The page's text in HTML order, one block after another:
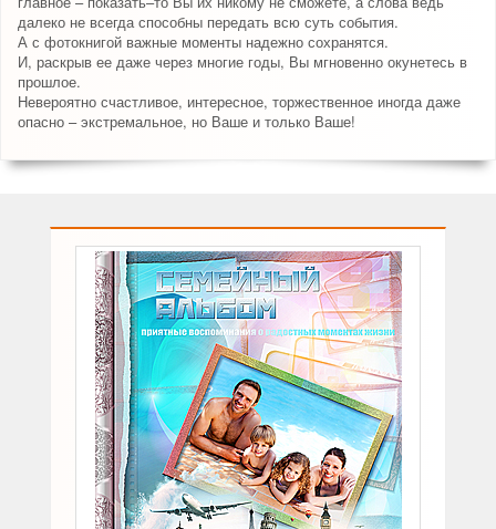
далеко не всегда способны передать всю суть события.
А с фотокнигой важные моменты надежно сохранятся.
И, раскрыв ее даже через многие годы, Вы мгновенно окунетесь в
прошлое.
Невероятно счастливое, интересное, торжественное иногда даже
опасно – экстремальное, но Ваше и только Ваше!